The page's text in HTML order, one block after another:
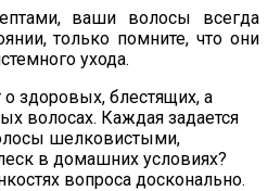
ваши волосы всегда
только помните, что они
ухода.
здоровых, блестящих, а
волосах. Каждая задается
шелковистыми,
в домашних условиях?
вопроса досконально.